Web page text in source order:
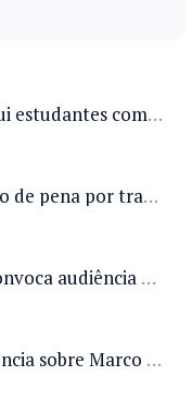
Projeto na Câmara inclui estudantes com deficiência no regime escolar especial da LDB e estabelece critérios para frequência
PL 82/26 proíbe remição de pena por trabalho em funções militares para condenados por crimes contra o Estado Democrático de Direito
Comissão da Câmara convoca audiência para discutir misoginia nas escolas e universidades após divulgação de listas misóginas
Câmara promove audiência sobre Marco de Fomento à Economia Digital e impactos da inteligência artificial